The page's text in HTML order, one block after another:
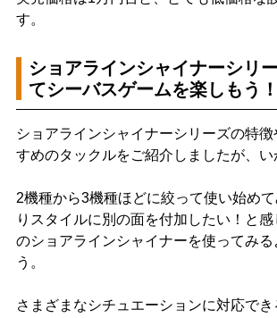
す。
ショアラインシャイナーシリ
てシーバスゲームを楽しもう！
ショアラインシャイナーシリーズの特
すめのタックルをご紹介しましたが、い
2機種から3機種ほどに絞って使い始め
りスタイルに別の面を付加したい！と感
のショアラインシャイナーを使ってみる
う。
さまざまなシチュエーションに対応で